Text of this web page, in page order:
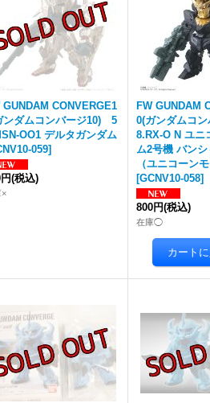
GUNDAM CONVERGE1
ンダムコンバージ10) 5
OO1 デルタガンダム
059]
(税込)
×
FW GUNDAM
0(ガンダムコ
8.RX-O N ユニ
ム2号機 バン
（ユニコーンモ
[GCNV10-058]
800円(税込)
在庫◯